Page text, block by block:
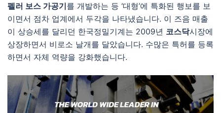
펠러 보스 가공기를 개발하는 등 ‘대형’에 특화된 행보를 보
이면서 점차 업계에서 두각을 나타냈습니다. 이 즈음 매출
이 상승세를 달리던 한국정밀기계는 2009년 코스닥시장에
상장하면서 비로소 날개를 달았습니다. 수많은 특허를 등록
하면서 자체 역량을 강화했습니다.